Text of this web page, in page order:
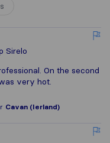
Sirelo
On the second
very hot.
Cavan (Ierland)